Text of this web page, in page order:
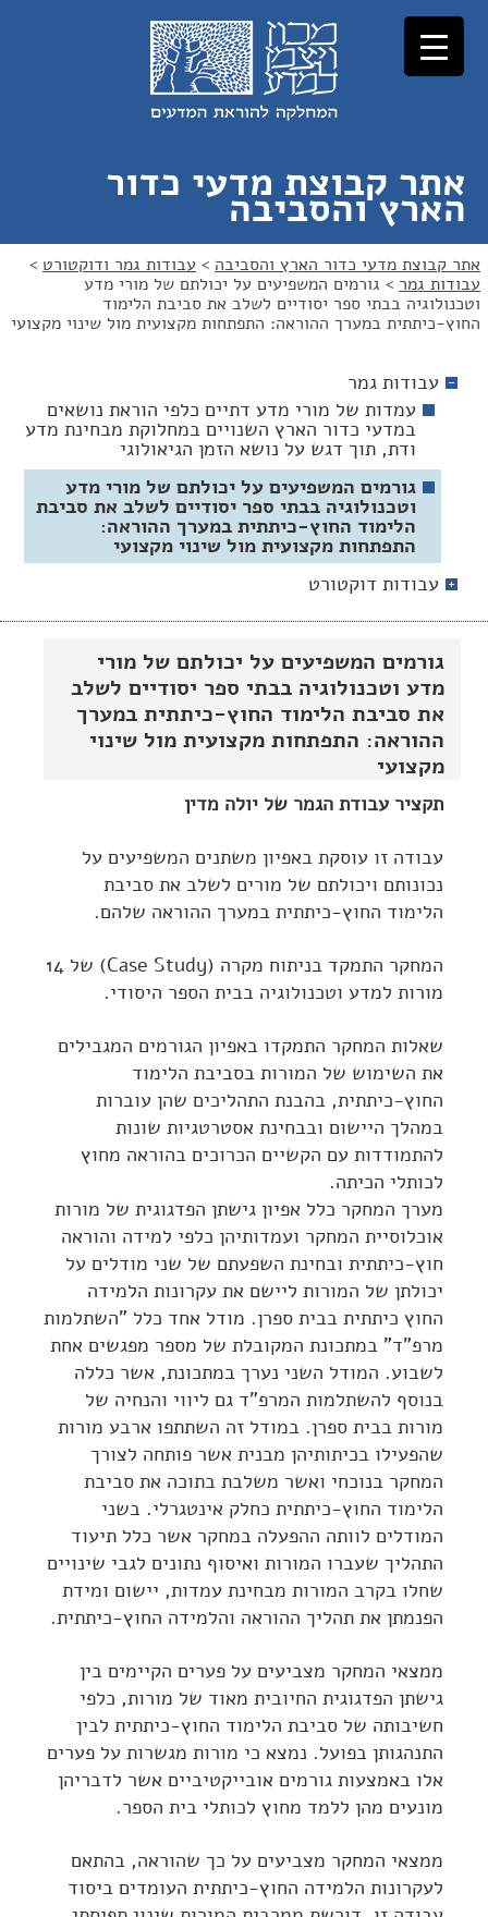
לתוכן
לניווט
אתר קבוצת מדעי כדור
הארץ והסביבה
אתר קבוצת מדעי כדור הארץ והסביבה > עבודות גמר ודוקטורט >
עבודות גמר > גורמים המשפיעים על יכולתם של מורי מדע
וטכנולוגיה בבתי ספר יסודיים לשלב את סביבת הלימוד
החוץ-כיתתית במערך ההוראה: התפתחות מקצועית מול שינוי מקצועי
גורמים המשפיעים על יכולתם של מורי
מדע וטכנולוגיה בבתי ספר יסודיים לשלב
את סביבת הלימוד החוץ-כיתתית במערך
ההוראה: התפתחות מקצועית מול שינוי
מקצועי
תקציר עבודת הגמר של יולה מדין
עבודה זו עוסקת באפיון משתנים המשפיעים על
נכונותם ויכולתם של מורים לשלב את סביבת
הלימוד החוץ-כיתתית במערך ההוראה שלהם.
המחקר התמקד בניתוח מקרה (Case Study) של 14
מורות למדע וטכנולוגיה בבית הספר היסודי.
שאלות המחקר התמקדו באפיון הגורמים המגבילים
את השימוש של המורות בסביבת הלימוד
החוץ-כיתתית, בהבנת התהליכים שהן עוברות
במהלך היישום ובבחינת אסטרטגיות שונות
להתמודדות עם הקשיים הכרוכים בהוראה מחוץ
לכותלי הכיתה.
מערך המחקר כלל אפיון גישתן הפדגוגית של מורות
אוכלוסיית המחקר ועמדותיהן כלפי למידה והוראה
חוץ-כיתתית ובחינת השפעתם של שני מודלים על
יכולתן של המורות ליישם את עקרונות הלמידה
החוץ כיתתית בבית ספרן. מודל אחד כלל "השתלמות
מרפ"ד" במתכונת המקובלת של מספר מפגשים אחת
לשבוע. המודל השני נערך במתכונת, אשר כללה
בנוסף להשתלמות המרפ"ד גם ליווי והנחיה של
מורות בבית ספרן. במודל זה השתתפו ארבע מורות
שהפעילו בכיתותיהן מבנית אשר פותחה לצורך
המחקר בנוכחי ואשר משלבת בתוכה את סביבת
הלימוד החוץ-כיתתית כחלק אינטגרלי. בשני
המודלים לוותה ההפעלה במחקר אשר כלל תיעוד
התהליך שעברו המורות ואיסוף נתונים לגבי שינויים
שחלו בקרב המורות מבחינת עמדות, יישום ומידת
הפנמתן את תהליך ההוראה והלמידה החוץ-כיתתית.
ממצאי המחקר מצביעים על פערים הקיימים בין
גישתן הפדגוגית החיובית מאוד של מורות, כלפי
חשיבותה של סביבת הלימוד החוץ-כיתתית לבין
התנהגותן בפועל. נמצא כי מורות מגשרות על פערים
אלו באמצעות גורמים אובייקטיביים אשר לדבריהן
מונעים מהן ללמד מחוץ לכותלי בית הספר.
ממצאי המחקר מצביעים על כך שהוראה, בהתאם
לעקרונות הלמידה החוץ-כיתתית העומדים ביסוד
עבודות גמר
עמדות של מורי מדע דתיים כלפי הוראת נושאים
במדעי כדור הארץ השנויים במחלוקת מבחינת מדע
ודת, תוך דגש על נושא הזמן הגיאולוגי
גורמים המשפיעים על יכולתם של מורי מדע
וטכנולוגיה בבתי ספר יסודיים לשלב את סביבת
הלימוד החוץ-כיתתית במערך ההוראה:
התפתחות מקצועית מול שינוי מקצועי
עבודות דוקטורט